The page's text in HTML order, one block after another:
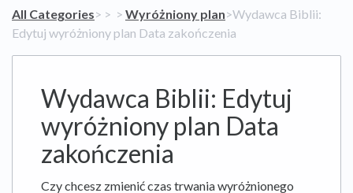
All Categories​>​ ​ > ​ ​ > ​ ​Wyróżniony plan​>​ Wydawca Biblii:
Edytuj wyróżniony plan Data zakończenia
Wydawca Biblii: Edytuj
wyróżniony plan Data
zakończenia
Czy chcesz zmienić czas trwania wyróżnionego